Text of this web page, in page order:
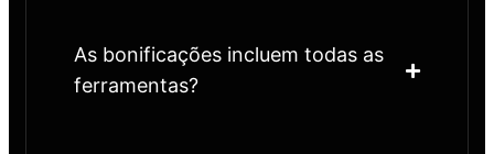
As bonificações incluem todas as
ferramentas?